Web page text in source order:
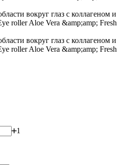
1